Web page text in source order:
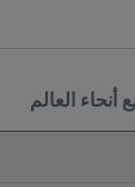
العالم